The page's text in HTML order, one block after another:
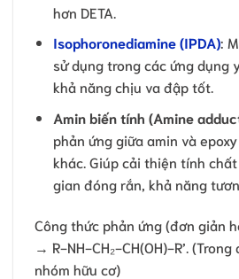
hơn DETA.
Isophoronediamine (IPDA):
sử dụng trong các ứng dụng
khả năng chịu va đập tốt.
Amin biến tính (Amine
phản ứng giữa amin và
khác. Giúp cải thiện tính
gian đóng rắn, khả năng
Công thức phản ứng (đơn giản
→ R-NH-CH₂-CH(OH)-R’. (Trong
nhóm hữu cơ)